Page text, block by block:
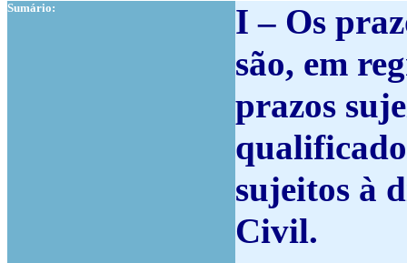
Sumário:
I – Os
são, em
prazos
sujeitos à
Civil.